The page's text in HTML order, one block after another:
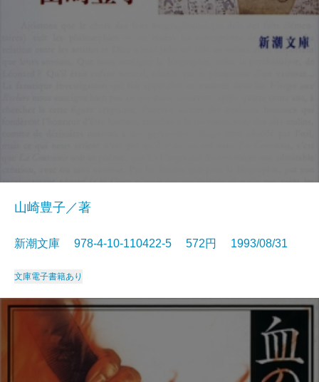
山崎豊子／著
新潮文庫 978-4-10-110422-5 572円 1993/08/31
文庫電子書籍あり